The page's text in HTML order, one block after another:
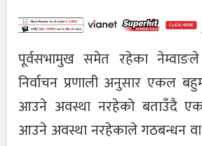
पूर्वसभामुख समेत रहेका नेम्वाङले
निर्वाचन प्रणाली अनुसार एकल
आउने अवस्था नरहेको बताउँदै
आउने अवस्था नरहेकाले गठबन्धन